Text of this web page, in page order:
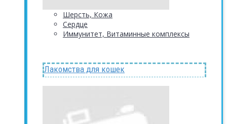
Шерсть, Кожа
Сердце
Иммунитет, Витаминные комплексы
Лакомства для кошек